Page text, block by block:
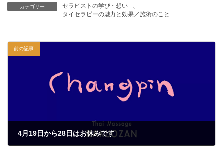
カテゴリー セラピストの学び・想い
、
タイセラピーの魅力と効果／施術のこと
前の記事
4月19日から28日はお休みです